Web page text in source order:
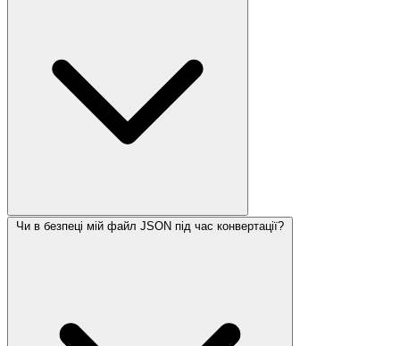
Чи в безпеці мій файл JSON під час конвертації?